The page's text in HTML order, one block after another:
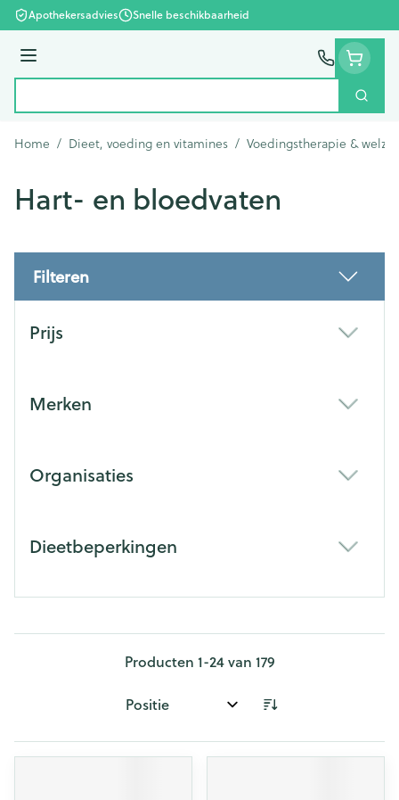
Ga naar de inhoud
Apothekersadvies Snelle beschikbaarheid
Menu
Zoek
Home / Dieet, voeding en vitamines / Voedingstherapie &
Hart- en bloedvaten
Filteren
Prijs
Merken
Organisaties
Dieetbeperkingen
Producten 1-24van 179
Sorteer op: